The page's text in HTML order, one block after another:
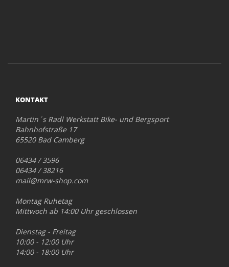
KONTAKT
Martin´s Radl Werkstatt Bike- und Bergsport
Bahnhofstraße 17
65520 Bad Camberg
06434 / 3596
06434 / 38216
mail@mrw-shop.com
Montag Ruhetag
Mittwoch ab 14:00 Uhr geschlossen
Dienstag - Freitag
10:00 - 12:00 Uhr
14:00 - 18:00 Uhr